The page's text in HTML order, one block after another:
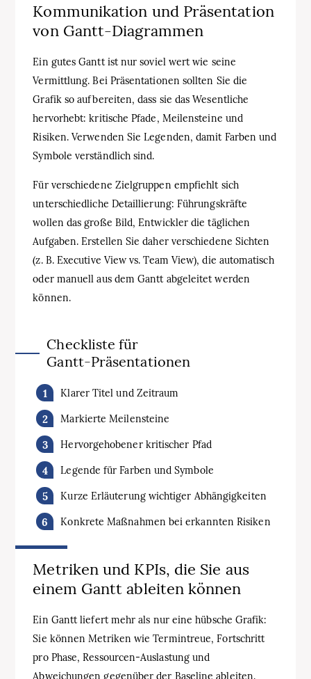
Kommunikation und Präsentation
von Gantt‑Diagrammen
Ein gutes Gantt ist nur soviel wert wie seine
Vermittlung. Bei Präsentationen sollten Sie die
Grafik so aufbereiten, dass sie das Wesentliche
hervorhebt: kritische Pfade, Meilensteine und
Risiken. Verwenden Sie Legenden, damit Farben und
Symbole verständlich sind.
Für verschiedene Zielgruppen empfiehlt sich
unterschiedliche Detaillierung: Führungskräfte
wollen das große Bild, Entwickler die täglichen
Aufgaben. Erstellen Sie daher verschiedene Sichten
(z. B. Executive View vs. Team View), die automatisch
oder manuell aus dem Gantt abgeleitet werden
können.
Checkliste für
Gantt‑Präsentationen
Klarer Titel und Zeitraum
Markierte Meilensteine
Hervorgehobener kritischer Pfad
Legende für Farben und Symbole
Kurze Erläuterung wichtiger Abhängigkeiten
Konkrete Maßnahmen bei erkannten Risiken
Metriken und KPIs, die Sie aus
einem Gantt ableiten können
Ein Gantt liefert mehr als nur eine hübsche Grafik:
Sie können Metriken wie Termintreue, Fortschritt
pro Phase, Ressourcen‑Auslastung und
Abweichungen gegenüber der Baseline ableiten.